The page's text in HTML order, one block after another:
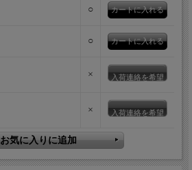
生地の配色で仕上げたレトロな雰囲気の
プにした春秋版です。シワになりにくい
こなせるというのも特徴。
○
○
× 入荷連絡を希望
× 入荷連絡を希望